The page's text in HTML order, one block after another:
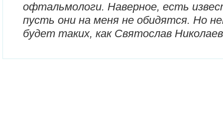
офтальмологи. Наверное, есть
пусть они на меня не обидятся. Но
будет таких, как Святослав